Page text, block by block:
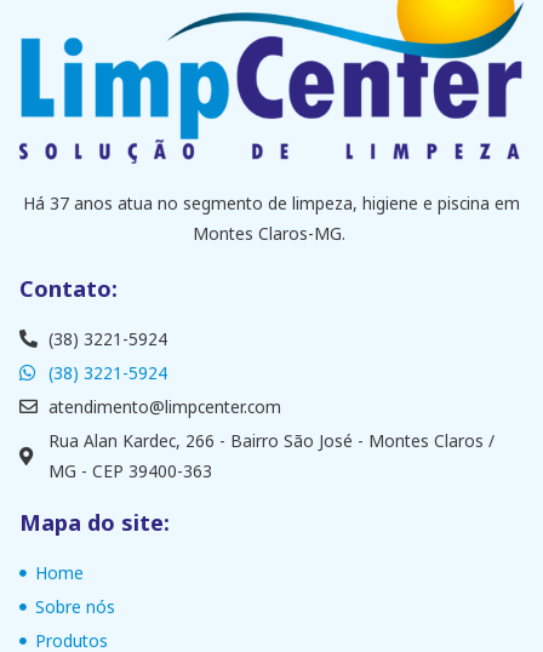
Há 37 anos atua no segmento de limpeza, higiene e piscina em
Montes Claros-MG.
Contato:
(38) 3221-5924
(38) 3221-5924
atendimento@limpcenter.com
Rua Alan Kardec, 266 - Bairro São José - Montes Claros /
MG - CEP 39400-363
Mapa do site:
Home
Sobre nós
Produtos